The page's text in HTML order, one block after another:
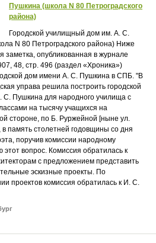
Пушкина (школа N 80 Петроградского
района)
Городской училищный дом им. А. С.
N 80 Петроградского района) Ниже
заметка, опубликованная в журнале
48, стр. 496 (раздел «Хроника»)
дом имени А. С. Пушкина в СПБ. "В
управа решила построить городской
С. Пушкина для народного училища с
на тысячу учащихся на
стороне, по Б. Руржейной [ныне ул.
память столетней годовщины со дня
поручив комиссии народному
этот вопрос. Комиссия обратилась к
с предложением представить
эскизные проекты. По
проектов комиссия обратилась к И. С.